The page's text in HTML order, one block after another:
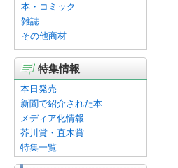
本・コミック
雑誌
その他商材
特集情報
本日発売
新聞で紹介された本
メディア化情報
芥川賞・直木賞
特集一覧